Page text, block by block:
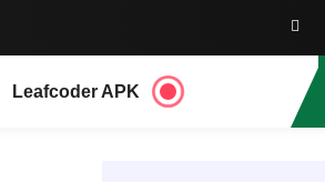
Leafcoder APK